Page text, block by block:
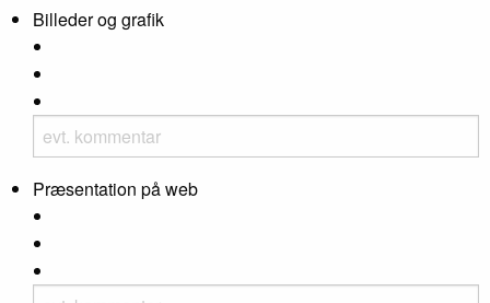
Billeder og grafik
Præsentation på web